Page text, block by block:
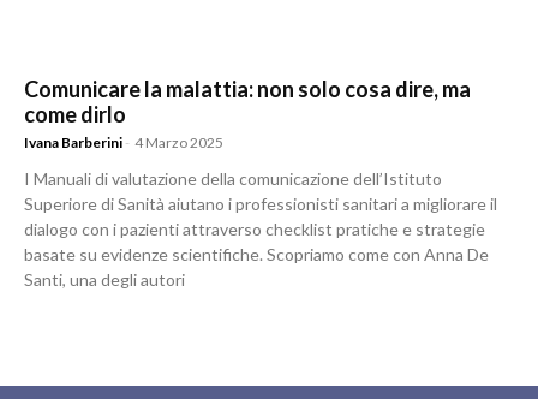
Comunicare la malattia: non solo cosa dire, ma
come dirlo
Ivana Barberini - 4 Marzo 2025
I Manuali di valutazione della comunicazione dell’Istituto
Superiore di Sanità aiutano i professionisti sanitari a migliorare il
dialogo con i pazienti attraverso checklist pratiche e strategie
basate su evidenze scientifiche. Scopriamo come con Anna De
Santi, una degli autori